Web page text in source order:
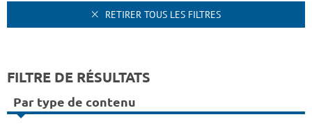
RETIRER TOUS LES FILTRES
FILTRE DE RÉSULTATS
Par type de contenu